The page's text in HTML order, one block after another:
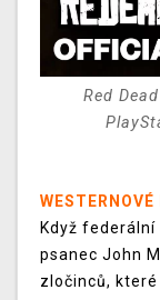
Red
WESTERNOVÉ
Když
psanec John
zločinců,